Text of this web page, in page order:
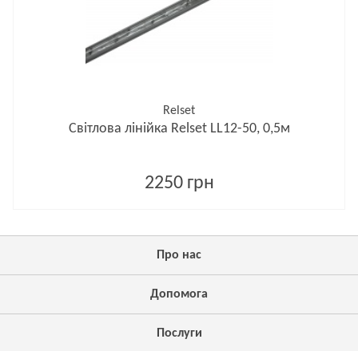
Relset
Світлова лінійка Relset LL12-50, 0,5м
2250 грн
Про нас
Допомога
Послуги